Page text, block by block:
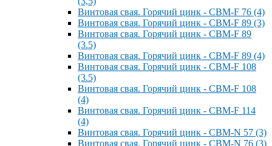
Винтовая свая. Горячий цинк - СВМ-F 76 (4)
Винтовая свая. Горячий цинк - СВМ-F 89 (3)
Винтовая свая. Горячий цинк - СВМ-F 89
(3.5)
Винтовая свая. Горячий цинк - СВМ-F 89 (4)
Винтовая свая. Горячий цинк - СВМ-F 108
(3.5)
Винтовая свая. Горячий цинк - СВМ-F 108
(4)
Винтовая свая. Горячий цинк - СВМ-F 114
(4)
Винтовая свая. Горячий цинк - СВМ-N 57 (3)
Винтовая свая. Горячий цинк - СВМ-N 76 (3)